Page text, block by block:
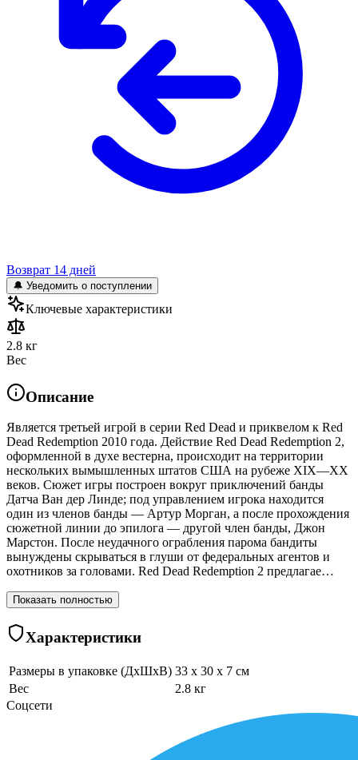
Возврат 14 дней
🔔 Уведомить о поступлении
Ключевые характеристики
2.8 кг
Вес
Описание
Является третьей игрой в серии Red Dead и приквелом к Red
Dead Redemption 2010 года. Действие Red Dead Redemption 2,
оформленной в духе вестерна, происходит на территории
нескольких вымышленных штатов США на рубеже XIX—XX
веков. Сюжет игры построен вокруг приключений банды
Датча Ван дер Линде; под управлением игрока находится
один из членов банды — Артур Морган, а после прохождения
сюжетной линии до эпилога — другой член банды, Джон
Марстон. После неудачного ограбления парома бандиты
вынуждены скрываться в глуши от федеральных агентов и
охотников за головами. Red Dead Redemption 2 предлагае…
Показать полностью
Характеристики
Размеры в упаковке (ДхШхВ) 33 x 30 x 7 см
Вес
2.8 кг
Соцсети